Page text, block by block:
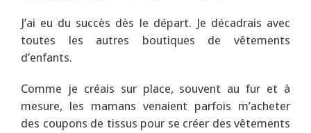
J’ai eu du succès dès le départ. Je décadrais avec
toutes les autres boutiques de vêtements
d’enfants.
Comme je créais sur place, souvent au fur et à
mesure, les mamans venaient parfois m’acheter
des coupons de tissus pour se créer des vêtements